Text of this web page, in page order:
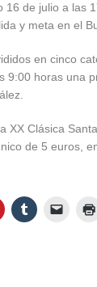
16 de julio a las
y meta en el
en cinco
9:00 horas una
XX Clásica
de 5 euros,